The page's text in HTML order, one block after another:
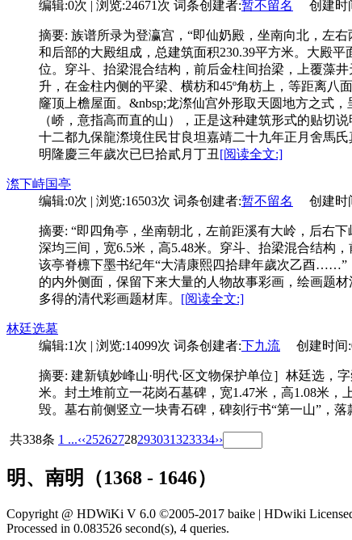
编辑:0次 | 浏览:24671次 词条创建者:暂不留名 创建时
摘要: 族谱所录为登瀛宫，“即仙奶殿，坐南向北，左
和后部的大殿组成，总建筑面积230.39平方米。大殿
位。穿斗、抬梁混合结构，前后金柱间抬梁，上覆藻
升，在金柱内侧的平梁、横枋和45º角枋上，等距离
窿顶上檐屋面。&nbsp;龙漈仙宫外形取天圆地方之式
（峤，意指高而直的山），正是这种建筑形式的贴切
十二都九保龍漈境住民甘良坦嘉靖二十九年正月舍馬
明隆慶三年歲次已巳拾貳月丁丑 [阅读全文:]
漈下峙国亭
编辑:0次 | 浏览:16503次 词条创建者:暂不留名 创建时
摘要: “即四角亭，坐南朝北，左前距溪有大岭，后右
深均三间，宽6.5米，高5.48米。穿斗、抬梁混合结构
该亭脊檩下墨书纪年“大清康熙四拾肆年歲次乙酉……”
的内外侧面，保留下来大量的人物故事彩画，绘画题
多得的清代彩画题材库。 [阅读全文:]
林廷选墓
编辑:1次 | 浏览:14099次 词条创建者:下九流 创建时间
摘要: 建新镇妙峰山·明代·区文物保护单位］林廷选，
米。封土堆前立一花岗石墓碑，宽1.47米，高1.08米
毁。墓右前侧竖立一块青石碑，碑刻行书“第一山”，落
共338条 1 ...‹‹25262728293031323334››
明、南明（1368 - 1646）
Copyright @ HDWiKi V 6.0 ©2005-2017 baike | HDwiki
Processed in 0.083526 second(s), 4 queries.